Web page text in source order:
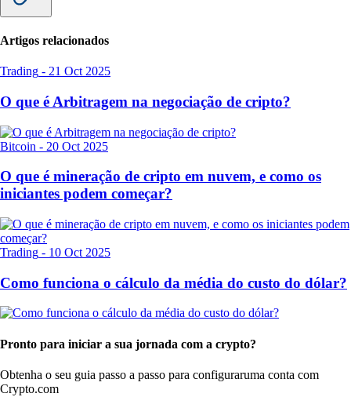
Artigos relacionados
Trading - 21 Oct 2025
O que é Arbitragem na negociação de cripto?
Bitcoin - 20 Oct 2025
O que é mineração de cripto em nuvem, e como os
iniciantes podem começar?
Trading - 10 Oct 2025
Como funciona o cálculo da média do custo do dólar?
Pronto para iniciar a sua jornada com a crypto?
Obtenha o seu guia passo a passo para configuraruma conta com
Crypto.com